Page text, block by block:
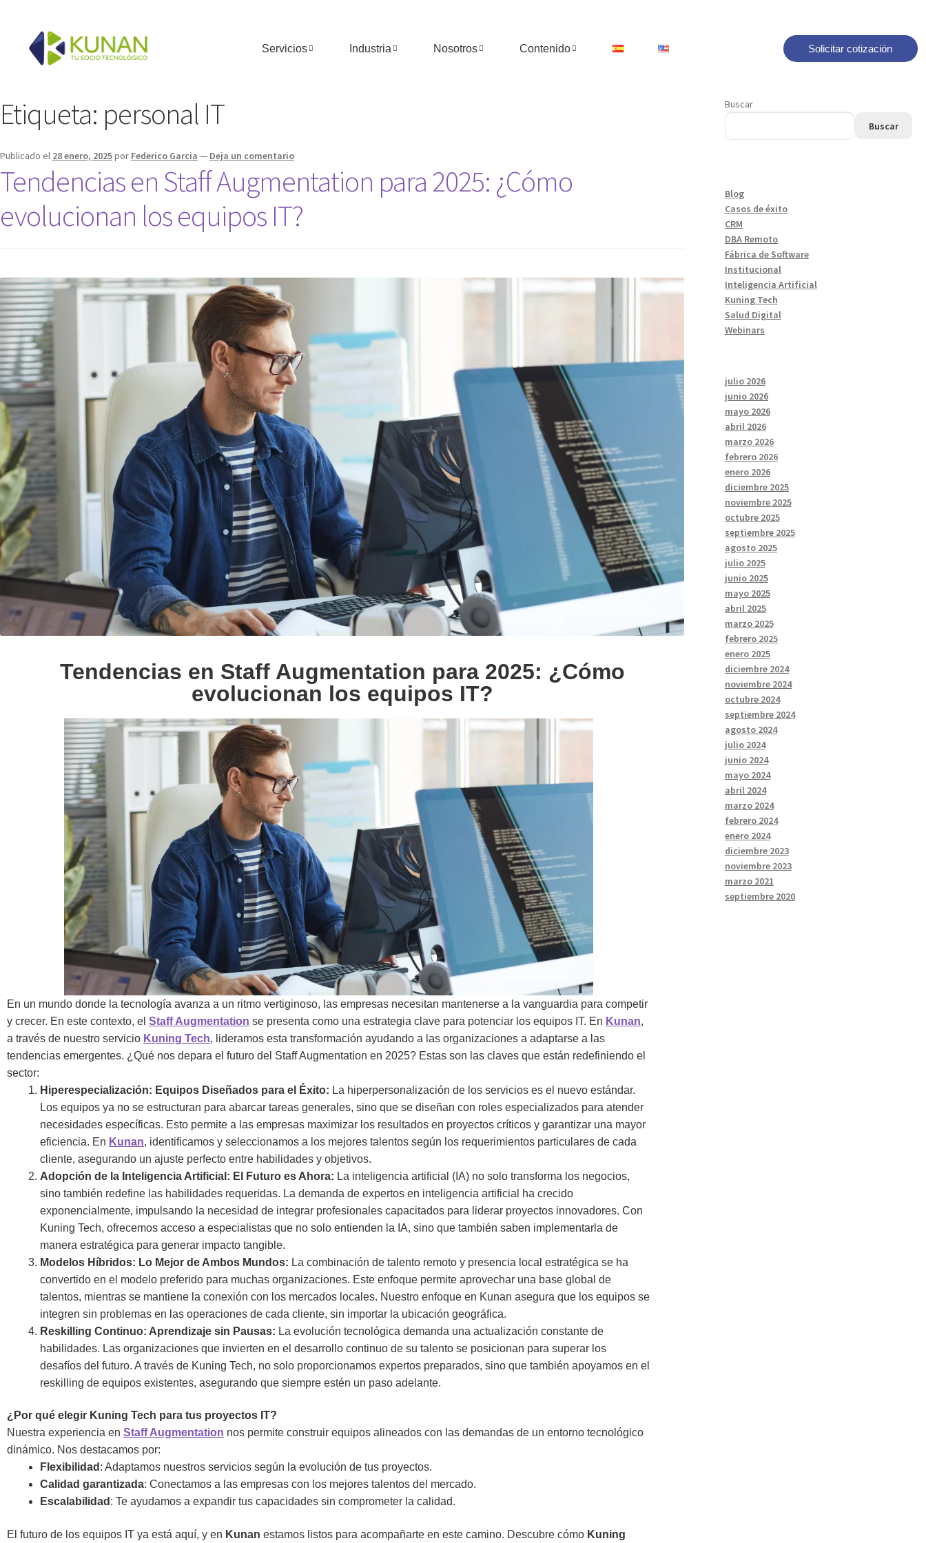
Servicios Industria Nosotros Contenido Solicitar cotización
Etiqueta: personal IT
Publicado el 28 enero, 2025por Federico Garcia — Deja un comentario
Tendencias en Staff Augmentation para 2025: ¿Cómo
evolucionan los equipos IT?
Tendencias en Staff Augmentation para 2025: ¿Cómo
evolucionan los equipos IT?
En un mundo donde la tecnología avanza a un ritmo vertiginoso, las empresas necesitan mantenerse a la vanguardia para competir
y crecer. En este contexto, el Staff Augmentation se presenta como una estrategia clave para potenciar los equipos IT. En Kunan,
a través de nuestro servicio Kuning Tech, lideramos esta transformación ayudando a las organizaciones a adaptarse a las
tendencias emergentes. ¿Qué nos depara el futuro del Staff Augmentation en 2025? Estas son las claves que están redefiniendo el
sector:
Hiperespecialización: Equipos Diseñados para el Éxito: La hiperpersonalización de los servicios es el nuevo estándar.
Los equipos ya no se estructuran para abarcar tareas generales, sino que se diseñan con roles especializados para atender
necesidades específicas. Esto permite a las empresas maximizar los resultados en proyectos críticos y garantizar una mayor
eficiencia. En Kunan, identificamos y seleccionamos a los mejores talentos según los requerimientos particulares de cada
cliente, asegurando un ajuste perfecto entre habilidades y objetivos.
Adopción de la Inteligencia Artificial: El Futuro es Ahora: La inteligencia artificial (IA) no solo transforma los negocios,
sino también redefine las habilidades requeridas. La demanda de expertos en inteligencia artificial ha crecido
exponencialmente, impulsando la necesidad de integrar profesionales capacitados para liderar proyectos innovadores. Con
Kuning Tech, ofrecemos acceso a especialistas que no solo entienden la IA, sino que también saben implementarla de
manera estratégica para generar impacto tangible.
Modelos Híbridos: Lo Mejor de Ambos Mundos: La combinación de talento remoto y presencia local estratégica se ha
convertido en el modelo preferido para muchas organizaciones. Este enfoque permite aprovechar una base global de
talentos, mientras se mantiene la conexión con los mercados locales. Nuestro enfoque en Kunan asegura que los equipos se
integren sin problemas en las operaciones de cada cliente, sin importar la ubicación geográfica.
Reskilling Continuo: Aprendizaje sin Pausas: La evolución tecnológica demanda una actualización constante de
habilidades. Las organizaciones que invierten en el desarrollo continuo de su talento se posicionan para superar los
desafíos del futuro. A través de Kuning Tech, no solo proporcionamos expertos preparados, sino que también apoyamos en el
reskilling de equipos existentes, asegurando que siempre estén un paso adelante.
¿Por qué elegir Kuning Tech para tus proyectos IT?
Nuestra experiencia en Staff Augmentation nos permite construir equipos alineados con las demandas de un entorno tecnológico
dinámico. Nos destacamos por:
Flexibilidad : Adaptamos nuestros servicios según la evolución de tus proyectos.
Calidad garantizada: Conectamos a las empresas con los mejores talentos del mercado.
Escalabilidad : Te ayudamos a expandir tus capacidades sin comprometer la calidad.
El futuro de los equipos IT ya está aquí, y en Kunan estamos listos para acompañarte en este camino. Descubre cómo Kuning
Buscar
Buscar
Blog
Casos de éxito
CRM
DBA Remoto
Fábrica de Software
Institucional
Inteligencia Artificial
Kuning Tech
Salud Digital
Webinars
julio 2026
junio 2026
mayo 2026
abril 2026
marzo 2026
febrero 2026
enero 2026
diciembre 2025
noviembre 2025
octubre 2025
septiembre 2025
agosto 2025
julio 2025
junio 2025
mayo 2025
abril 2025
marzo 2025
febrero 2025
enero 2025
diciembre 2024
noviembre 2024
octubre 2024
septiembre 2024
agosto 2024
julio 2024
junio 2024
mayo 2024
abril 2024
marzo 2024
febrero 2024
enero 2024
diciembre 2023
noviembre 2023
marzo 2021
septiembre 2020